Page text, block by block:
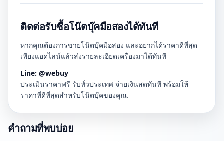
ติดต่อรับซื้อโน๊ตบุ๊คมือสองได้ทันที
หากคุณต้องการขายโน๊ตบุ๊คมือสอง และอยากได้ราคาดีที่สุด
เพียงแอดไลน์แล้วส่งรายละเอียดเครื่องมาได้ทันที
Line: @webuy
ประเมินราคาฟรี รับทั่วประเทศ จ่ายเงินสดทันที พร้อมให้
ราคาที่ดีที่สุดสำหรับโน๊ตบุ๊คของคุณ.
คำถามที่พบบ่อย